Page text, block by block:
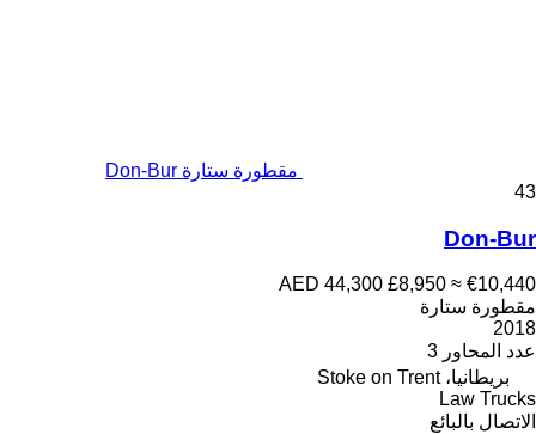
مقطورة ستارة Don-Bur
43
Don-Bur
AED 44,300 £8,950 ≈ €10,440
مقطورة ستارة
2018
عدد المحاور 3
بريطانيا، Stoke on Trent
Law Trucks
الاتصال بالبائع